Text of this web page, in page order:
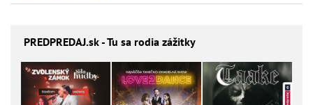
PREDPREDAJ.sk - Tu sa rodia zážitky